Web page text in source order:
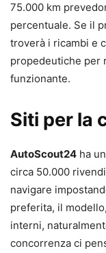
75.000 km
percentuale. Se il
troverà i ricambi e
propedeutiche per
funzionante.
Siti per la
AutoScout24 ha
circa 50.000
navigare
preferita, il
interni,
concorrenza ci